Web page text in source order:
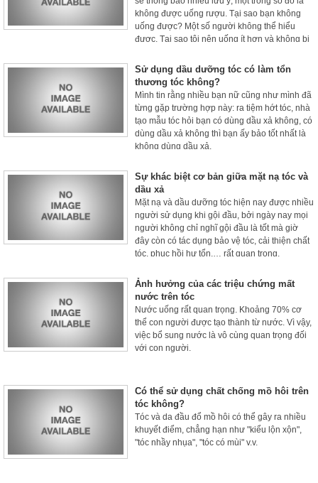
không được uống rượu. Tại sao bạn không
uống được? Một số người không thể hiểu
được. Tại sao tôi nên uống ít hơn và không bị
Sử dụng dầu dưỡng tóc có làm tổn
thương tóc không?
Mình tin rằng nhiều bạn nữ cũng như mình đã
từng gặp trường hợp này: ra tiệm hớt tóc, nhà
tạo mẫu tóc hỏi bạn có dùng dầu xả không, có
dùng dầu xả không thì bạn ấy bảo tốt nhất là
không dùng dầu xả.
Sự khác biệt cơ bản giữa mặt nạ tóc và
dầu xả
Mặt nạ và dầu dưỡng tóc hiện nay được nhiều
người sử dụng khi gội đầu, bởi ngày nay mọi
người không chỉ nghĩ gội đầu là tốt mà giờ
đây còn có tác dụng bảo vệ tóc, cải thiện chất
tóc, phục hồi hư tổn,… rất quan trọng.
Ảnh hưởng của các triệu chứng mất
nước trên tóc
Nước uống rất quan trọng. Khoảng 70% cơ
thể con người được tạo thành từ nước. Vì vậy,
việc bổ sung nước là vô cùng quan trọng đối
với con người.
Có thể sử dụng chất chống mồ hôi trên
tóc không?
Tóc và da đầu đổ mồ hôi có thể gây ra nhiều
khuyết điểm, chẳng hạn như "kiểu lộn xộn",
"tóc nhầy nhụa", "tóc có mùi" v.v.